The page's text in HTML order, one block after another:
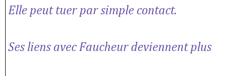
Elle peut tuer par simple contact.
Ses liens avec Faucheur deviennent plus